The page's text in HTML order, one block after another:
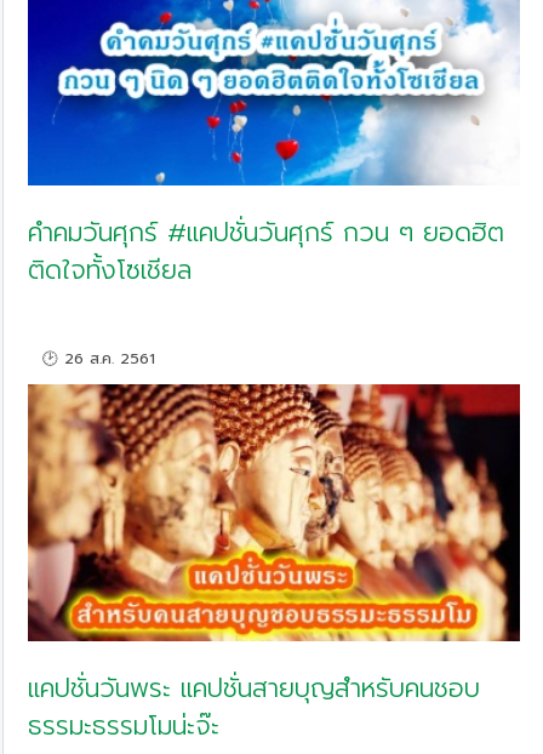
คำคมวันศุกร์ #แคปชั่นวันศุกร์ กวน ๆ ยอดฮิต
ติดใจทั้งโซเชียล
🕑 26 ส.ค. 2561
แคปชั่นวันพระ แคปชั่นสายบุญสำหรับคนชอบ
ธรรมะธรรมโมน่ะจ๊ะ